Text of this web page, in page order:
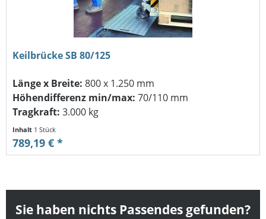
Keilbrücke SB 80/125
Länge x Breite: 800 x 1.250 mm
Höhendifferenz min/max: 70/110 mm
Tragkraft: 3.000 kg
Inhalt 1 Stück
789,19 € *
Sie haben nichts Passendes gefunden?